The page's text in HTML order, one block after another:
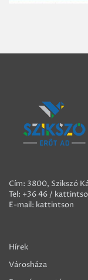
Cím: 3800, Szikszó
Tel: +36 46 /
E-mail: kattintson
Hírek
Városháza